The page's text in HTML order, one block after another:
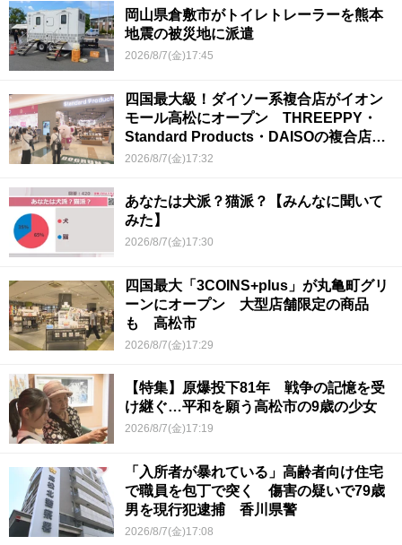
岡山県倉敷市がトイレトレーラーを熊本
地震の被災地に派遣
2026/8/7(金)17:45
四国最大級！ダイソー系複合店がイオン
モール高松にオープン THREEPPY・
Standard Products・DAISOの複合店は
香川県初
2026/8/7(金)17:32
あなたは犬派？猫派？【みんなに聞いて
みた】
2026/8/7(金)17:30
四国最大「3COINS+plus」が丸亀町グリ
ーンにオープン 大型店舗限定の商品
も 高松市
2026/8/7(金)17:29
【特集】原爆投下81年 戦争の記憶を受
け継ぐ…平和を願う高松市の9歳の少女
2026/8/7(金)17:19
「入所者が暴れている」高齢者向け住宅
で職員を包丁で突く 傷害の疑いで79歳
男を現行犯逮捕 香川県警
2026/8/7(金)17:08